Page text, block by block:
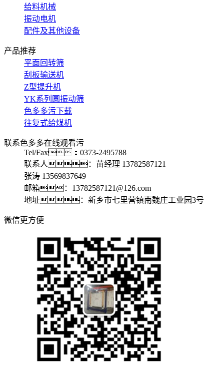
给料机械
振动电机
配件及其他设备
产品推荐
平面回转筛
刮板输送机
Z型提升机
YK系列圆振动筛
色多多污下载
往复式给煤机
联系色多多在线观看污
Tel/Fax：0373-2495788
联系人：苗经理 13782587121
张涛 13569837649
邮箱：13782587121@126.com
地址：新乡市七里营镇南魏庄工业园3号
微信更方便